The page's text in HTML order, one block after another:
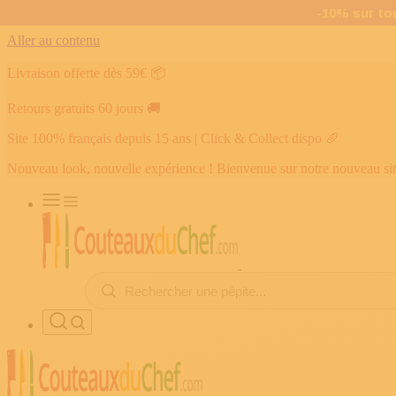
Aller au contenu
Livraison offerte dès 59€ 📦
Retours gratuits 60 jours 🚚
Site 100% français depuis 15 ans | Click & Collect dispo 🥖
Nouveau look, nouvelle expérience ! Bienvenue sur notre nouveau